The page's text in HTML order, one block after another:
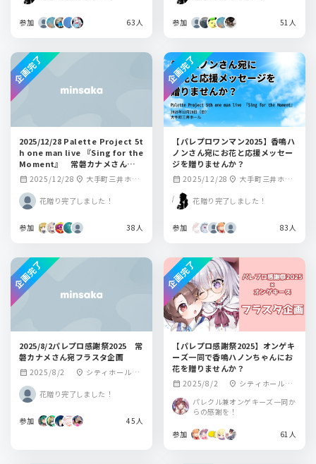
参加 63人 参加 51人
2025/12/28 Palette Project 5t
h one man live 『Sing for the
Moment』 常磐カナメさん宛フ
ラスタ企画
calendar_month 2025/12/28 location_on
花贈り完了しました！
参加 38人
企画完了
【パレプロワンマン2025】香鳴ハ
ノンさん宛にお花と応援メッセー
ジを贈りませんか？
calendar_month 2025/12/28 location_on 大手町三井ホー
花贈り完了しました！
参加 83人
企画完了
2025/8/2パレプロ感謝祭2025 常
磐カナメさん宛フラスタ企画
calendar_month 2025/8/2 location_on シティホール＆
花贈り完了しました！
参加 45人
企画完了
【パレプロ感謝祭2025】オンゲキ
ーズ一同で香鳴ハノンちゃんにお
花を贈りませんか？
calendar_month 2025/8/2 location_on シティホール&
パレクル兼オンゲキーズ一同か
らの感謝を！
参加 61人
企画完了